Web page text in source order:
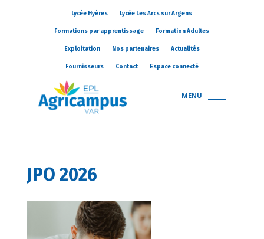
Lycée Hyères Lycée Les Arcs sur Argens
Formations par apprentissage Formation Adultes
Exploitation Nos partenaires Actualités
Fournisseurs Contact Espace connecté
MENU
JPO 2026